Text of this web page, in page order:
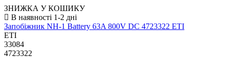
ЗНИЖКА У КОШИКУ
Запобіжник NH-1 Battery 63A 800V DC 4723322 ETI
ETI
33084
4723322